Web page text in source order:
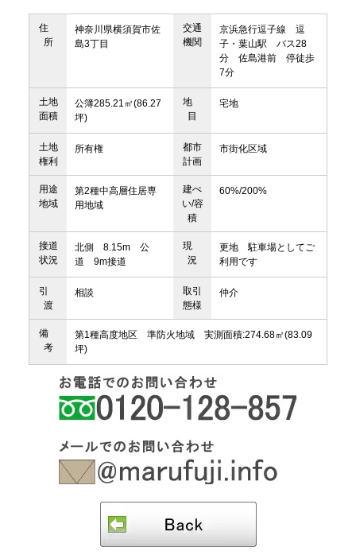
住
所
神奈川県横須賀市佐
島3丁目
交通
機関
京浜急行逗子線 逗
子・葉山駅 バス28
分 佐島港前 停徒歩
7分
土地
面積
公簿285.21㎡(86.27
坪)
地
目
宅地
土地
権利
所有権
都市
計画
市街化区域
用途
地域
第2種中高層住居専
用地域
建ぺ
い/容
積
60%/200%
接道
状況
北側 8.15m 公
道 9m接道
現
況
更地 駐車場としてご
利用です
引
渡
相談
取引
態様
仲介
備
考
第1種高度地区 準防火地域 実測面積:274.68㎡(83.09
坪)